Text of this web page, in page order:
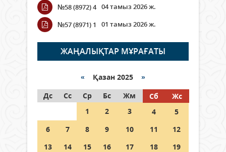
Wi-Fi ҚАБЫРҒА АРҚЫЛЫ ҚАЛАЙ
ӨТЕДІ?
06 тамыз 2026 ж. 264
граждане Казахстана,
05 тамыз 2026 ж. 145
Шетелде жүрген Қазақстан
азаматтары қалай дауыс бере
алады?
№58 (8972) 4 04 тамыз 2026 ж.
№57 (8971) 1
01 тамыз 2026 ж.
ЖАҢАЛЫҚТАР МҰРАҒАТЫ
« Қазан 2025 »
Дс
Сс Ср Бс Жм Сб
Жс
1
2 3 4
5
6
7 8 9 10 11
12
13
14 15 16 17 18
19